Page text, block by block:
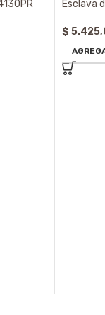
Esclava
$